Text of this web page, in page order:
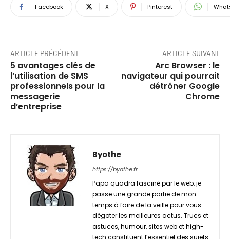
Facebook X Pinterest
ARTICLE PRÉCÉDENT
5 avantages clés de
l’utilisation de SMS
professionnels pour la
messagerie
d’entreprise
ARTICLE SUIVANT
Arc Browser : le
navigateur qui pourrait
détrôner Google
Chrome
Byothe
https://byothe.fr
Papa quadra fasciné par le web, je
passe une grande partie de mon
temps à faire de la veille pour vous
dégoter les meilleures actus. Trucs et
astuces, humour, sites web et high-